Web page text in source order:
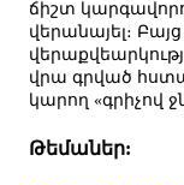
ճիշտ
վերանայել։
վրա գրված
կարող «գրիչով
Թեմաներ: